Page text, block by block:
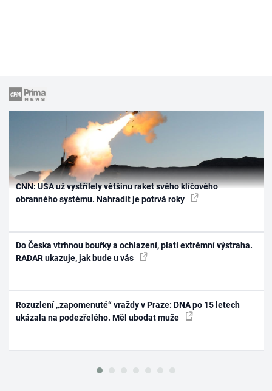
CNN: USA už vystřílely většinu raket svého klíčového
obranného systému. Nahradit je potrvá roky
Do Česka vtrhnou bouřky a ochlazení, platí extrémní výstraha.
RADAR ukazuje, jak bude u vás
Rozuzlení „zapomenuté“ vraždy v Praze: DNA po 15 letech
ukázala na podezřelého. Měl ubodat muže